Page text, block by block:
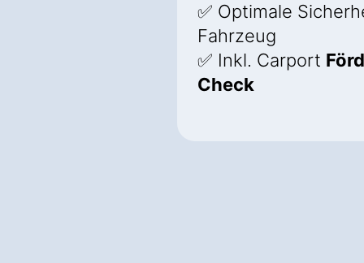
✅ Optimale
Fahrzeug
✅ Inkl. Carport
Check